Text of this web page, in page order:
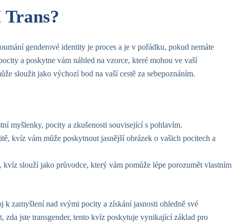
genderové identity je proces a je v pořádku, pokud nemáte
a poskytne vám náhled na vzorce, které mohou ve vaší
sloužit jako výchozí bod na vaší cestě za sebepoznáním.
myšlenky, pocity a zkušenosti související s pohlavím.
kvíz vám může poskytnout jasnější obrázek o vašich pocitech a
slouží jako průvodce, který vám pomůže lépe porozumět vlastním
k zamyšlení nad svými pocity a získání jasnosti ohledně své
zda jste transgender, tento kvíz poskytuje vynikající základ pro